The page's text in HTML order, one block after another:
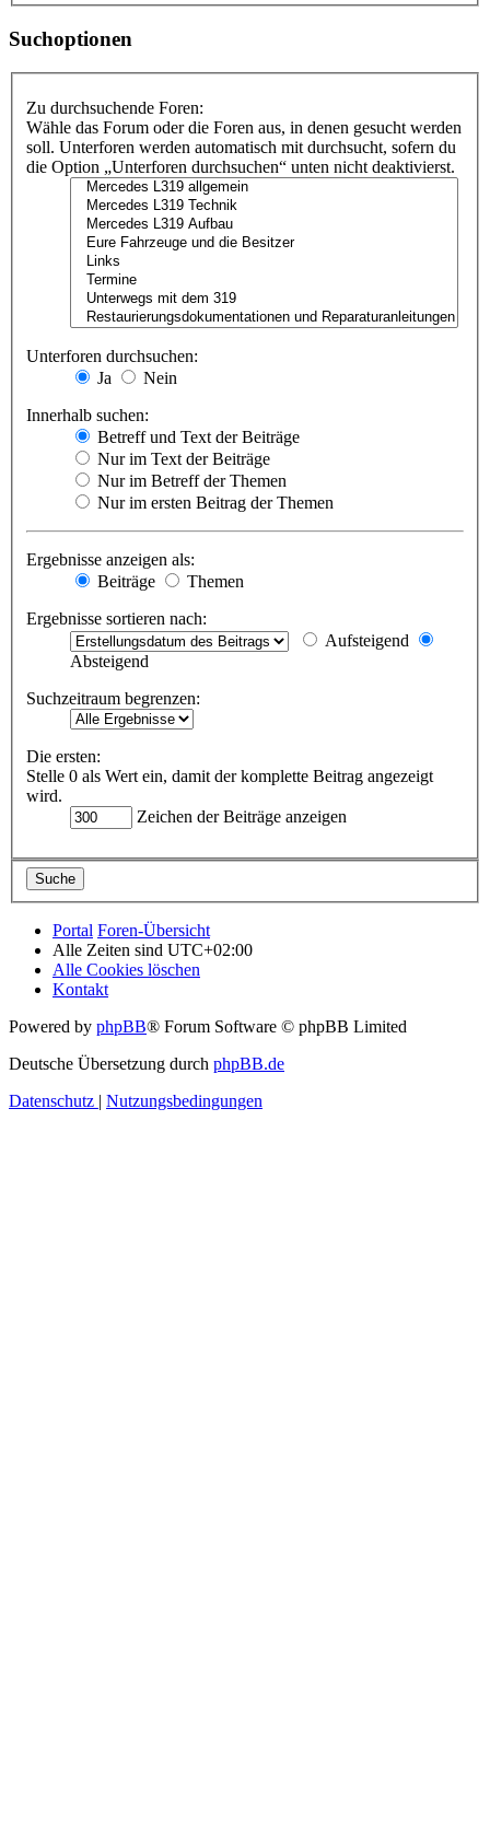
Suchoptionen
Zu durchsuchende Foren:
Wähle das Forum oder die Foren aus, in denen gesucht werden
soll. Unterforen werden automatisch mit durchsucht, sofern du
die Option „Unterforen durchsuchen“ unten nicht deaktivierst.
Unterforen durchsuchen:
Ja
Nein
Innerhalb suchen:
Betreff und Text der Beiträge
Nur im Text der Beiträge
Nur im Betreff der Themen
Nur im ersten Beitrag der Themen
Ergebnisse anzeigen als:
Beiträge
Themen
Ergebnisse sortieren nach:
Aufsteigend
Absteigend
Suchzeitraum begrenzen:
Die ersten:
Stelle 0 als Wert ein, damit der komplette Beitrag angezeigt
wird.
Zeichen der Beiträge anzeigen
Portal Foren-Übersicht
Alle Zeiten sind UTC+02:00
Alle Cookies löschen
Kontakt
Powered by phpBB® Forum Software © phpBB Limited
Deutsche Übersetzung durch phpBB.de
Datenschutz | Nutzungsbedingungen